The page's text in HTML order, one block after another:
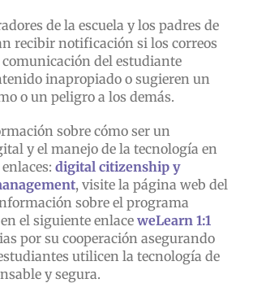
de la escuela y los padres de
recibir notificación si los correos
del estudiante
inapropiado o sugieren un
o un peligro a los demás.
sobre cómo ser un
y el manejo de la tecnología en
digital citizenship y
, visite la página web del
sobre el programa
en el siguiente enlace weLearn 1:1
por su cooperación asegurando
utilicen la tecnología de
y segura.